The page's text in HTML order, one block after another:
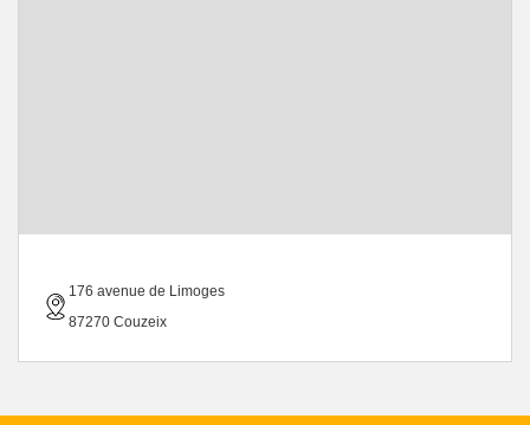
176 avenue de Limoges
87270 Couzeix